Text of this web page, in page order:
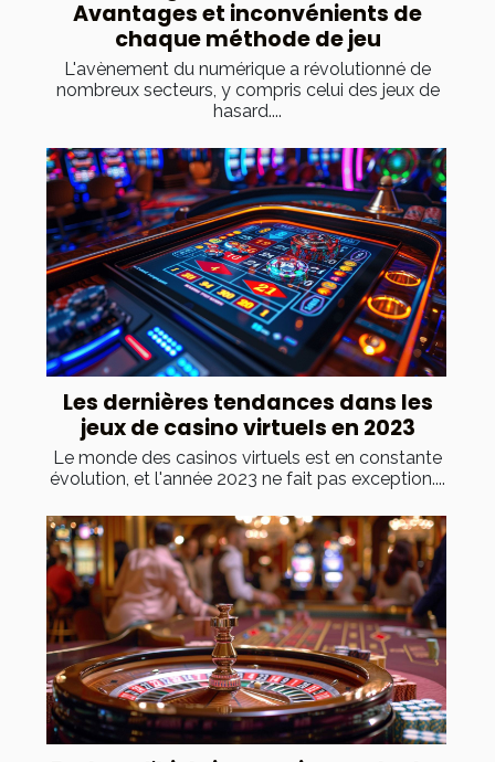
Avantages et inconvénients de
chaque méthode de jeu
L'avènement du numérique a révolutionné de
nombreux secteurs, y compris celui des jeux de
hasard....
Les dernières tendances dans les
jeux de casino virtuels en 2023
Le monde des casinos virtuels est en constante
évolution, et l'année 2023 ne fait pas exception....